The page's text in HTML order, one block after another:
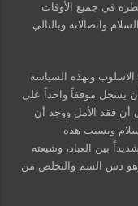
في جميع الأوقات
واتصالاته وبالتالي
الاسلوب وبهذه السياسة
يسجل موقفاً واحداً على
أن فقد الأمل ووجد أن
وبسبب هذه
بين العباد، وشيعته
وهو دس السم والتخلص من